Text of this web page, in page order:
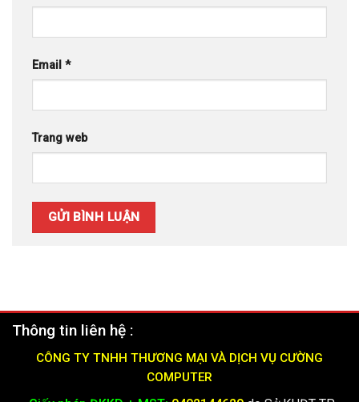
Email *
Trang web
Thông tin liên hệ :
CÔNG TY TNHH THƯƠNG MẠI VÀ DỊCH VỤ CƯỜNG
COMPUTER